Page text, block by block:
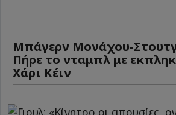
Μπάγερν Μονάχου-
Πήρε το νταμπλ με
Χάρι Κέιν